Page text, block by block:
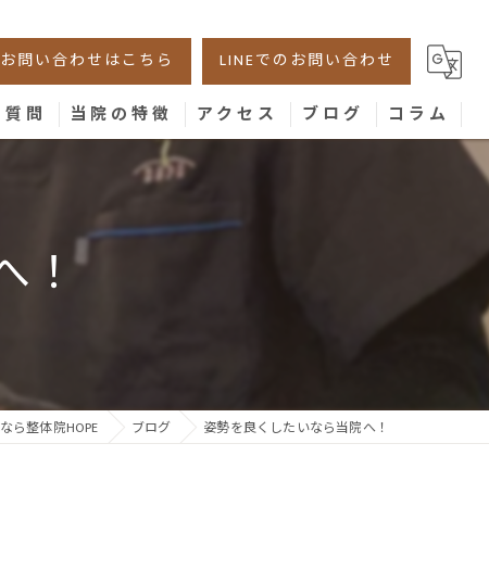
お問い合わせはこちら LINEでのお問い合わせ
問 当院の特徴
腰痛
アクセス ブログ コラム
！
ら整体院HOPE ブログ 姿勢を良くしたいなら当院へ！